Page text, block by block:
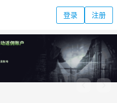
登录 注册